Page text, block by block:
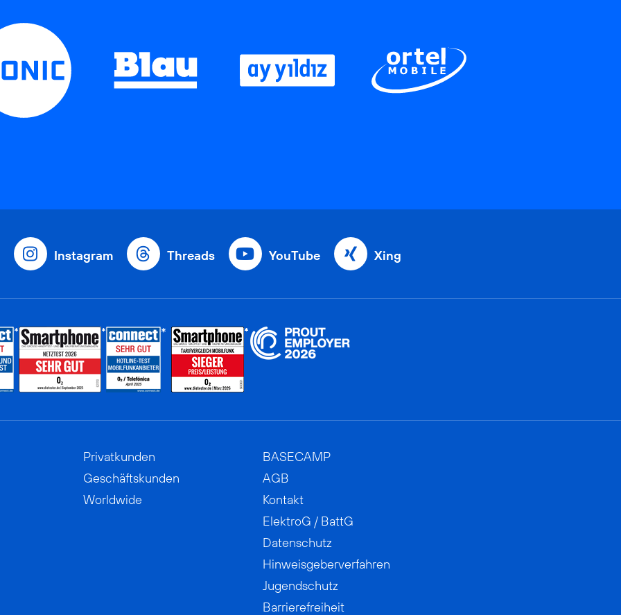
Instagram Threads YouTube Xing
Privatkunden
Geschäftskunden
Worldwide
BASECAMP
AGB
Kontakt
ElektroG / BattG
Datenschutz
Hinweisgeberverfahren
Jugendschutz
Barrierefreiheit